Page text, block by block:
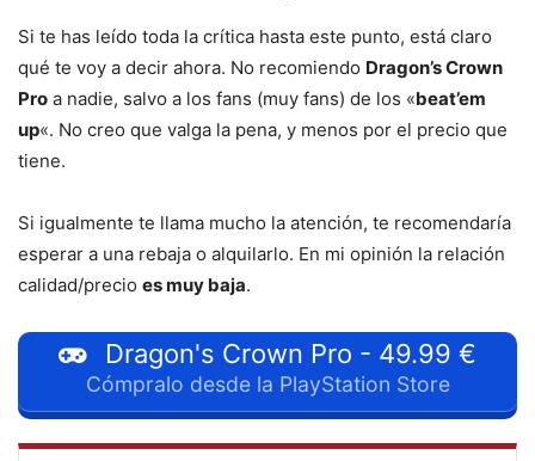
Si te has leído toda la crítica hasta este punto, está claro
qué te voy a decir ahora. No recomiendo Dragon’s Crown
Pro a nadie, salvo a los fans (muy fans) de los «beat’em
up«. No creo que valga la pena, y menos por el precio que
tiene.
Si igualmente te llama mucho la atención, te recomendaría
esperar a una rebaja o alquilarlo. En mi opinión la relación
calidad/precio es muy baja.
Dragon's Crown Pro - 49.99 €
Cómpralo desde la PlayStation Store